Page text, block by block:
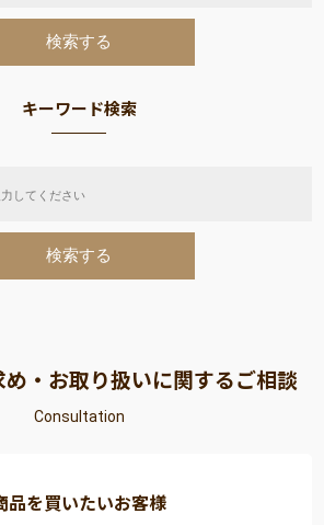
キーワード検索
・お取り扱いに関するご相談
Consultation
品を買いたいお客様